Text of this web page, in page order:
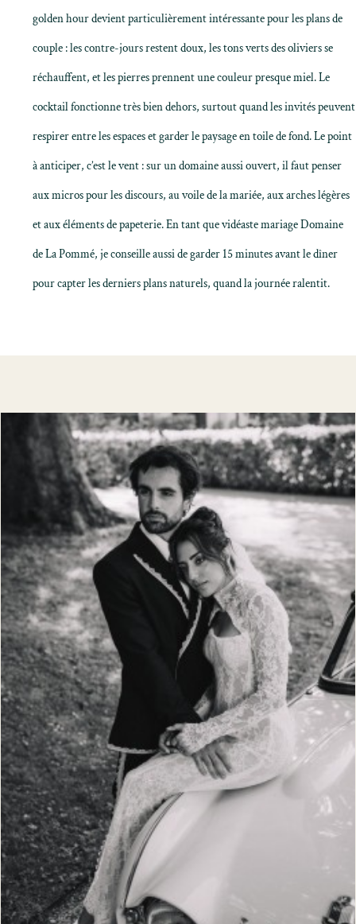
golden hour devient particulièrement intéressante pour les plans de
couple : les contre-jours restent doux, les tons verts des oliviers se
réchauffent, et les pierres prennent une couleur presque miel. Le
cocktail fonctionne très bien dehors, surtout quand les invités peuvent
respirer entre les espaces et garder le paysage en toile de fond. Le point
à anticiper, c’est le vent : sur un domaine aussi ouvert, il faut penser
aux micros pour les discours, au voile de la mariée, aux arches légères
et aux éléments de papeterie. En tant que vidéaste mariage Domaine
de La Pommé, je conseille aussi de garder 15 minutes avant le dîner
pour capter les derniers plans naturels, quand la journée ralentit.